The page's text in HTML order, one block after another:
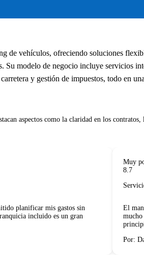
de vehículos, ofreciendo soluciones
Su modelo de negocio incluye servicios
y gestión de impuestos, todo en
aspectos como la claridad en los
planificar mis gastos sin
incluido es un gran
Muy
8.7
El
mucho
principio.
Por: